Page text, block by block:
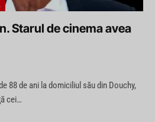
Starul de cinema avea
88 de ani la domiciliul său din Douchy,
cei…